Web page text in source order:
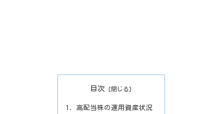
目次
高配当株の運用資産状況